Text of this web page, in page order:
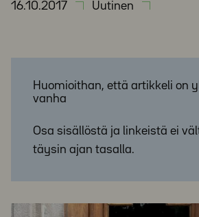
16.10.2017 Uutinen
Huomioithan, että artikkeli on
vanha
Osa sisällöstä ja linkeistä ei
täysin ajan tasalla.